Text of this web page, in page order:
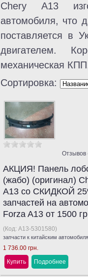
Chery A13
автомобиля, что
поставляется в
двигателем.
механическая
Сортировка:
Отзывов
АКЦИЯ! Панель
(жабо) (оригинал)
A13 со СКИДКОЙ
запчастей на
Forza A13 от 1500
(Код: A13-5301580)
запчасти к китайским
1 736.00 грн.
Купить
Подробнее